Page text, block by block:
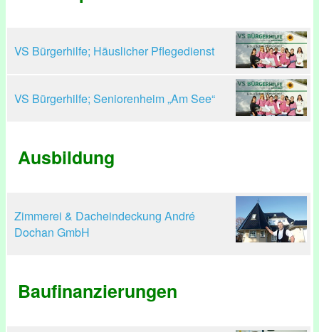
VS Bürgerhilfe; Häuslicher Pflegedienst
VS Bürgerhilfe; Seniorenheim „Am See“
Ausbildung
Zimmerei & Dacheindeckung André
Dochan GmbH
Baufinanzierungen